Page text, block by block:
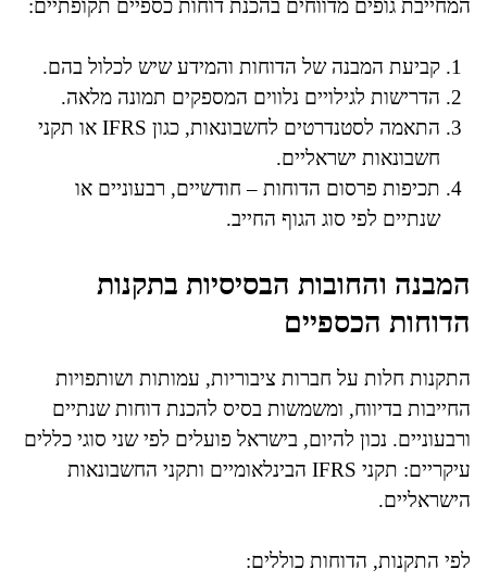
המחייבת גופים מדווחים בהכנת דוחות כספיים תקופתיים:
קביעת המבנה של הדוחות והמידע שיש לכלול בהם.
הדרישות לגילויים נלווים המספקים תמונה מלאה.
התאמה לסטנדרטים לחשבונאות, כגון IFRS או תקני
חשבונאות ישראליים.
תכיפות פרסום הדוחות – חודשיים, רבעוניים או
שנתיים לפי סוג הגוף החייב.
המבנה והחובות הבסיסיות בתקנות
הדוחות הכספיים
התקנות חלות על חברות ציבוריות, עמותות ושותפויות
החייבות בדיווח, ומשמשות בסיס להכנת דוחות שנתיים
ורבעוניים. נכון להיום, בישראל פועלים לפי שני סוגי כללים
עיקריים: תקני IFRS הבינלאומיים ותקני החשבונאות
הישראליים.
לפי התקנות, הדוחות כוללים: